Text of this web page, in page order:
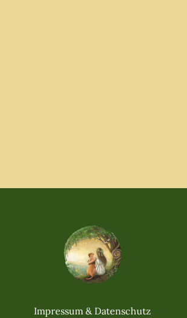
Impressum & Datenschutz